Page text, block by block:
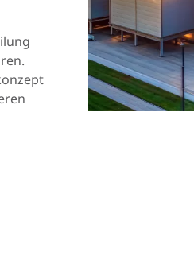
Ukraine